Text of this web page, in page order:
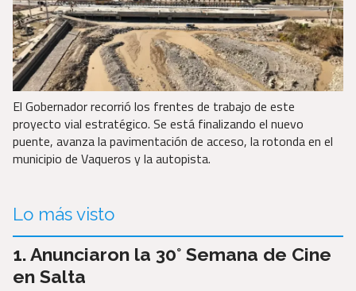
El Gobernador recorrió los frentes de trabajo de este
proyecto vial estratégico. Se está finalizando el nuevo
puente, avanza la pavimentación de acceso, la rotonda en el
municipio de Vaqueros y la autopista.
Lo más visto
Anunciaron la 30° Semana de Cine
en Salta